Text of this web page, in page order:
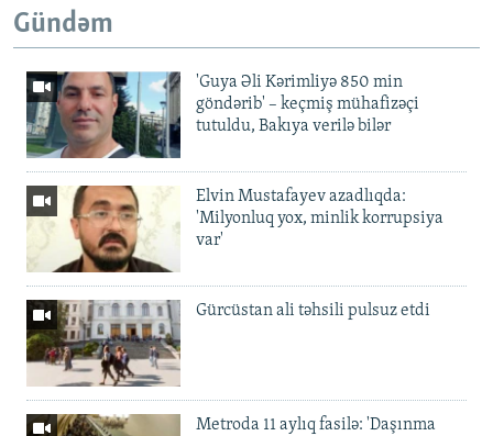
Gündəm
'Guya Əli Kərimliyə 850 min
göndərib' – keçmiş mühafizəçi
tutuldu, Bakıya verilə bilər
Elvin Mustafayev azadlıqda:
'Milyonluq yox, minlik korrupsiya
var'
Gürcüstan ali təhsili pulsuz etdi
Metroda 11 aylıq fasilə: 'Daşınma